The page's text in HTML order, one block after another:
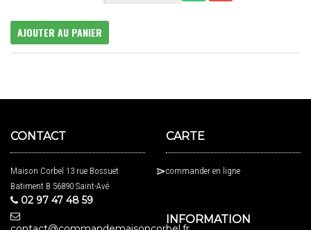
AJOUTER AU PANIER
CONTACT
Maison Corbel 13 rue Bossuet
Batiment B 56890 Saint-Avé
02 97 47 48 59
CARTE
commander en ligne
INFORMATION